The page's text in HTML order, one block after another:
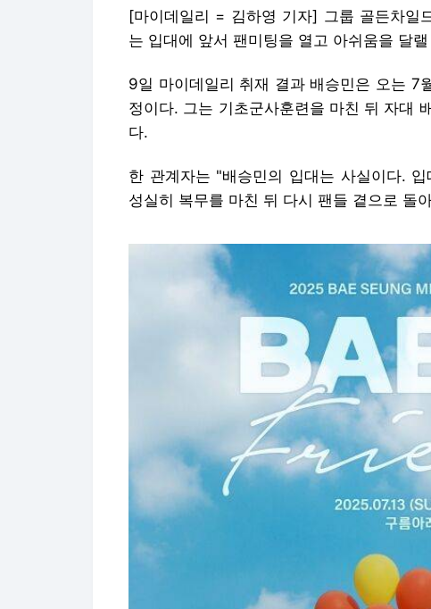
[마이데일리 = 김하영 기자] 그룹 골든차
는 입대에 앞서 팬미팅을 열고 아쉬움을 달
9일 마이데일리 취재 결과 배승민은 오는 7
정이다. 그는 기초군사훈련을 마친 뒤 자대
다.
한 관계자는 "배승민의 입대는 사실이다.
성실히 복무를 마친 뒤 다시 팬들 곁으로 돌